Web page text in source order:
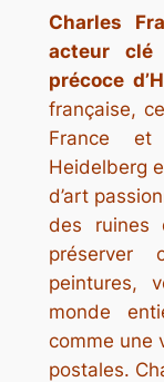
Charles
acteur
précoce
française,
France et
Heidelberg
d’art
des ruines
préserver
peintures,
monde
comme une
postales.